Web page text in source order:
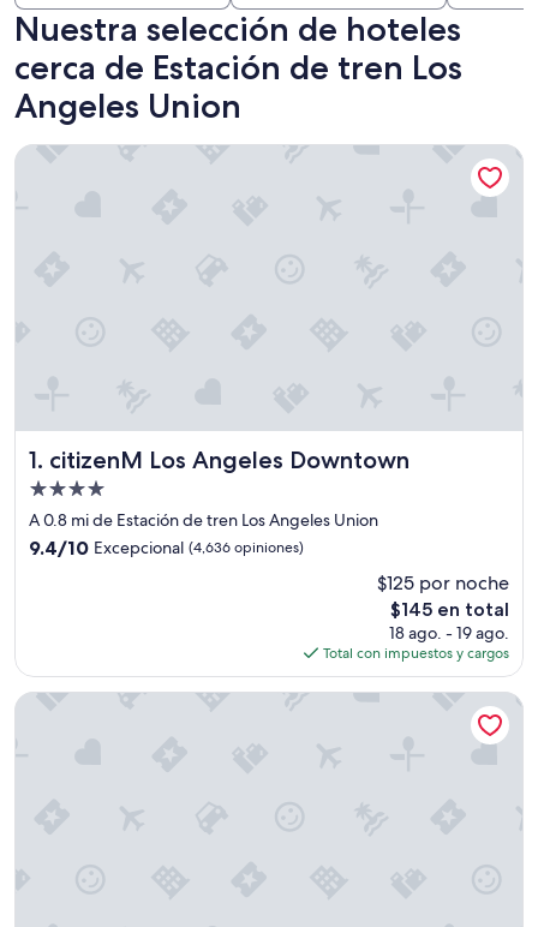
Nuestra selección de hoteles
cerca de Estación de tren Los
Angeles Union
1. citizenM Los Angeles Downtown
citizenM Los Angeles Downtown
Propiedad
de
4.0
estrellas
A 0.8 mi de Estación de tren Los Angeles Union
9.4
9.4/10 Excepcional (4,636 opiniones)
$125 por noche
El
precio
actual
es
de
$145 en total
18 ago. - 19 ago.
Total con impuestos y cargos
citizenM Los Angeles Downtown
Metro Plaza Hotel